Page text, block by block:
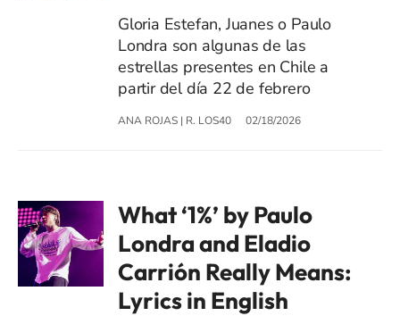
Gloria Estefan, Juanes o Paulo
Londra son algunas de las
estrellas presentes en Chile a
partir del día 22 de febrero
ANA ROJAS | R. LOS40 02/18/2026
What ‘1%’ by Paulo
Londra and Eladio
Carrión Really Means:
Lyrics in English